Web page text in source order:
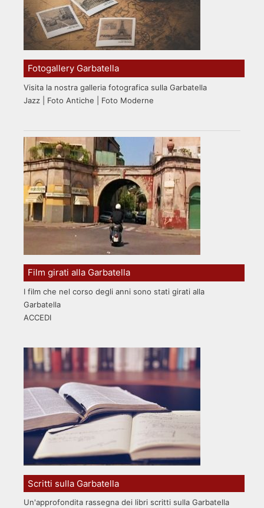
Fotogallery Garbatella
Visita la nostra galleria fotografica sulla Garbatella
Jazz | Foto Antiche | Foto Moderne
Film girati alla Garbatella
I film che nel corso degli anni sono stati girati alla
Garbatella
ACCEDI
Scritti sulla Garbatella
Un'approfondita rassegna dei libri scritti sulla Garbatella